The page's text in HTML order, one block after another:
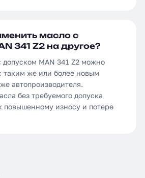
масло с
341 Z2 на другое?
допуском MAN 341 Z2 можно
таким же или более новым
автопроизводителя.
без требуемого допуска
повышенному износу и потере